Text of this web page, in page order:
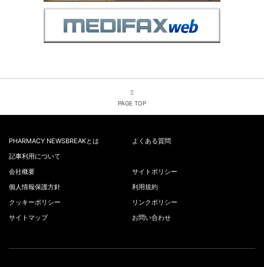
PAGE TOP
PHARMACY NEWSBREAKとは
よくある質問
記事利用について
会社概要
サイトポリシー
個人情報保護方針
利用規約
クッキーポリシー
リンクポリシー
サイトマップ
お問い合わせ